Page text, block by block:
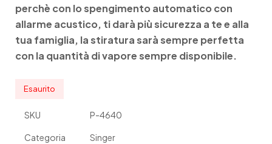
perchè con lo spengimento automatico con
allarme acustico, ti darà più sicurezza a te e alla
tua famiglia, la stiratura sarà sempre perfetta
con la quantità di vapore sempre disponibile.
Esaurito
SKU P-4640
Categoria Singer